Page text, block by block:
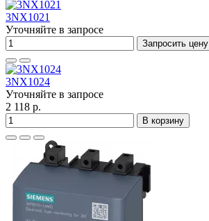
3NX1021
Уточняйте в запросе
Запросить цену
3NX1024
Уточняйте в запросе
2 118 р.
В корзину